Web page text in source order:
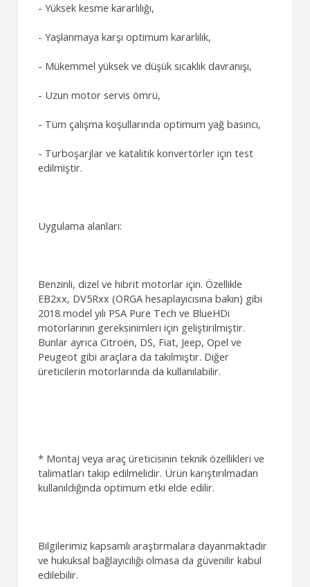
- Yüksek kesme kararlılığı,
- Yaşlanmaya karşı optimum kararlılık,
- Mükemmel yüksek ve düşük sıcaklık davranışı,
- Uzun motor servis ömrü,
- Tüm çalışma koşullarında optimum yağ basıncı,
- Turboşarjlar ve katalitik konvertörler için test
edilmiştir.
Uygulama alanları:
Benzinli, dizel ve hibrit motorlar için. Özellikle
EB2xx, DV5Rxx (ORGA hesaplayıcısına bakın) gibi
2018 model yılı PSA Pure Tech ve BlueHDi
motorlarının gereksinimleri için geliştirilmiştir.
Bunlar ayrıca Citroën, DS, Fiat, Jeep, Opel ve
Peugeot gibi araçlara da takılmıştır. Diğer
üreticilerin motorlarında da kullanılabilir.
* Montaj veya araç üreticisinin teknik özellikleri ve
talimatları takip edilmelidir. Ürün karıştırılmadan
kullanıldığında optimum etki elde edilir.
Bilgilerimiz kapsamlı araştırmalara dayanmaktadır
ve hukuksal bağlayıcılığı olmasa da güvenilir kabul
edilebilir.